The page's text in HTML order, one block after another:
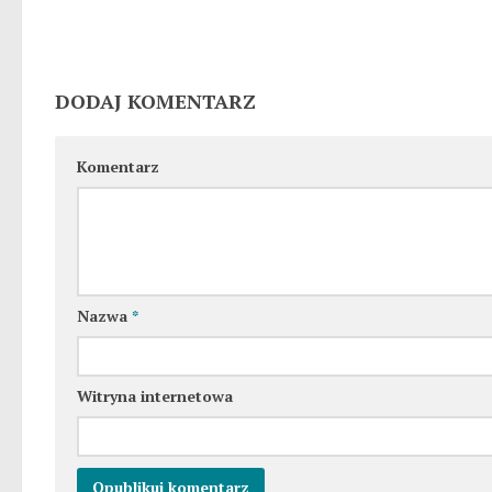
DODAJ KOMENTARZ
Komentarz
Nazwa *
Witryna internetowa